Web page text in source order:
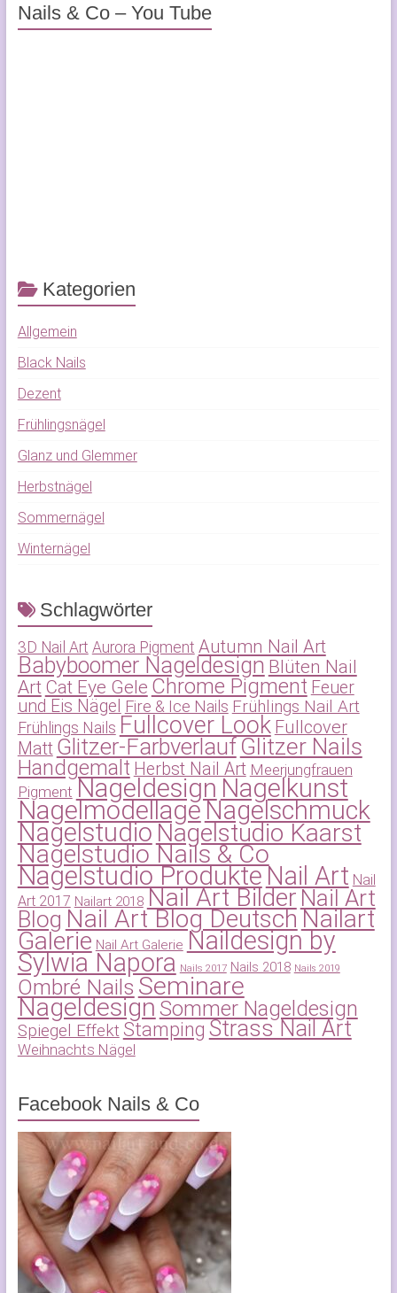
Nails & Co – You Tube
Kategorien
Allgemein
Black Nails
Dezent
Frühlingsnägel
Glanz und Glemmer
Herbstnägel
Sommernägel
Winternägel
Schlagwörter
3D Nail Art Aurora Pigment Autumn Nail Art
Babyboomer Nageldesign Blüten Nail
Art Cat Eye Gele Chrome Pigment Feuer
und Eis Nägel Fire & Ice Nails Frühlings Nail Art
Frühlings Nails Fullcover Look Fullcover
Matt Glitzer-Farbverlauf Glitzer Nails
Handgemalt Herbst Nail Art Meerjungfrauen
Pigment Nageldesign Nagelkunst
NagelmodellageNagelschmuck
NagelstudioNagelstudio Kaarst
Nagelstudio Nails & Co
Nagelstudio ProdukteNail Art Nail
Art 2017 Nailart 2018 Nail Art Bilder Nail Art
Blog Nail Art Blog DeutschNailart
Galerie Nail Art Galerie Naildesign by
Sylwia Napora Nails 2017 Nails 2018 Nails 2019
Ombré Nails Seminare
NageldesignSommer Nageldesign
Spiegel Effekt Stamping Strass Nail Art
Weihnachts Nägel
Facebook Nails & Co